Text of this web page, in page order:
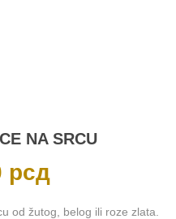
NA SRCU
рсд
od žutog, belog ili roze zlata.